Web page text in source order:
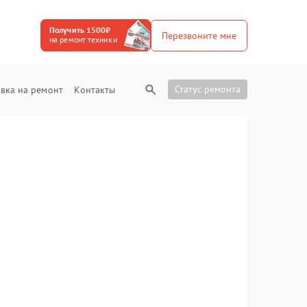
Получить 1500₽
на ремонт техники
Перезвоните мне
на ремонт Контакты Статус ремонта